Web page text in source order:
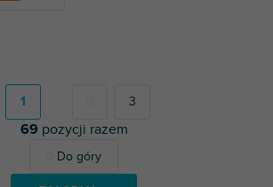
K
o
n
c
j
1 3
69 pozycji razem
Do góry